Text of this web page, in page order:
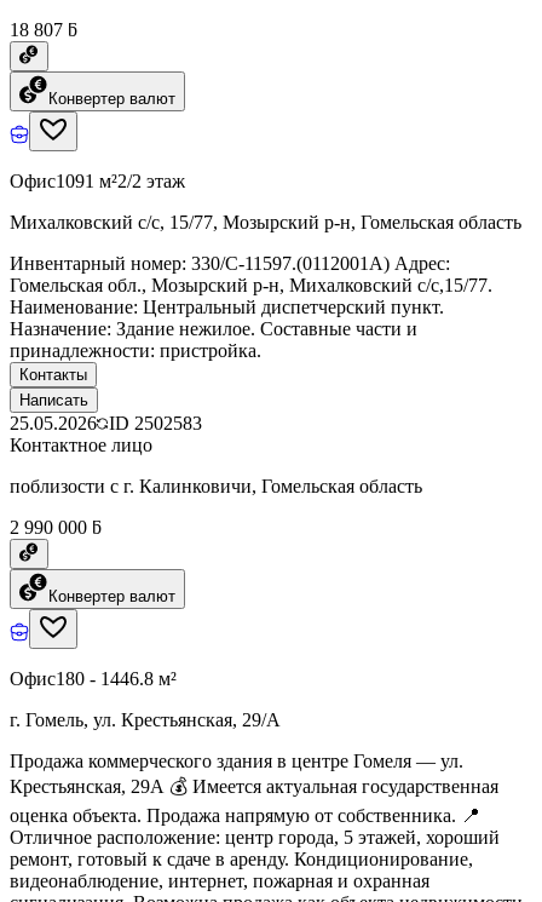
18 807 ƃ
Конвертер валют
Офис1091 м²2/2 этаж
Михалковский с/с, 15/77, Мозырский р-н, Гомельская область
Инвентарный номер: 330/C-11597.(0112001А) Адрес:
Гомельская обл., Мозырский р-н, Михалковский с/с,15/77.
Наименование: Центральный диспетчерский пункт.
Назначение: Здание нежилое. Составные части и
принадлежности: пристройка.
Контакты
Написать
25.05.2026 ID 2502583
Контактное лицо
поблизости с г. Калинковичи, Гомельская область
2 990 000 ƃ
Конвертер валют
Офис180 - 1446.8 м²
г. Гомель, ул. Крестьянская, 29/А
Продажа коммерческого здания в центре Гомеля — ул.
Крестьянская, 29А 💰 Имеется актуальная государственная
оценка объекта. Продажа напрямую от собственника. 📍
Отличное расположение: центр города, 5 этажей, хороший
ремонт, готовый к сдаче в аренду. Кондиционирование,
видеонаблюдение, интернет, пожарная и охранная